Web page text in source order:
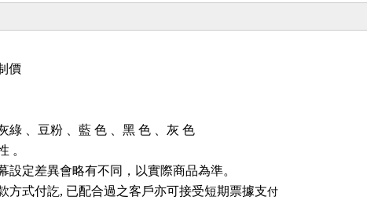
價
綠 、豆粉 、藍 色 、黑 色 、灰 色
。
設定差異會略有不同，以實際商品為準。
方式付訖, 已配合過之客戶亦可接受短期票據支付